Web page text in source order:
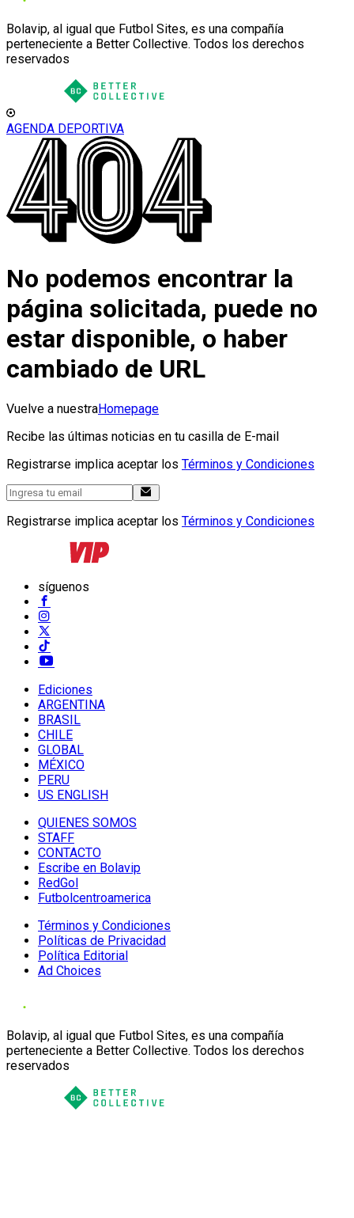
Bolavip, al igual que Futbol Sites, es una compañía
perteneciente a Better Collective. Todos los derechos
reservados
AGENDA DEPORTIVA
No podemos encontrar la
página solicitada, puede no
estar disponible, o haber
cambiado de URL
Vuelve a nuestraHomepage
Recibe las últimas noticias en tu casilla de E-mail
Registrarse implica aceptar los Términos y Condiciones
Registrarse implica aceptar los Términos y Condiciones
síguenos
Ediciones
ARGENTINA
BRASIL
CHILE
GLOBAL
MÉXICO
PERU
US ENGLISH
QUIENES SOMOS
STAFF
CONTACTO
Escribe en Bolavip
RedGol
Futbolcentroamerica
Términos y Condiciones
Políticas de Privacidad
Política Editorial
Ad Choices
Bolavip, al igual que Futbol Sites, es una compañía
perteneciente a Better Collective. Todos los derechos
reservados